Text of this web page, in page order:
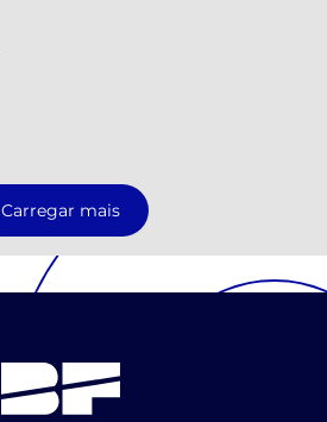
Carregar mais